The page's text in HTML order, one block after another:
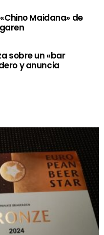
Maidana» de
sobre un «bar
y anuncia